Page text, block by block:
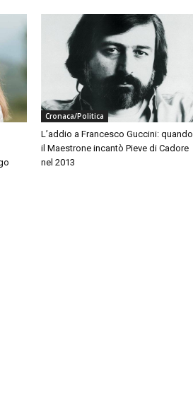
Cronaca/Politica
L’addio a Francesco Guccini: quando
il Maestrone incantò Pieve di Cadore
nel 2013